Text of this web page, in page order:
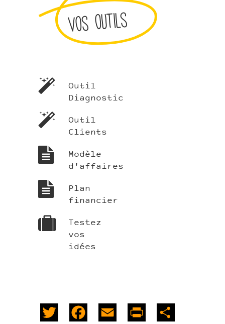
Vos outils
Outil
Diagnostic
Outil
Clients
Modèle
d'affaires
Plan
financier
Testez
vos
idées
Twitter FacebookEmail PrintFriendly